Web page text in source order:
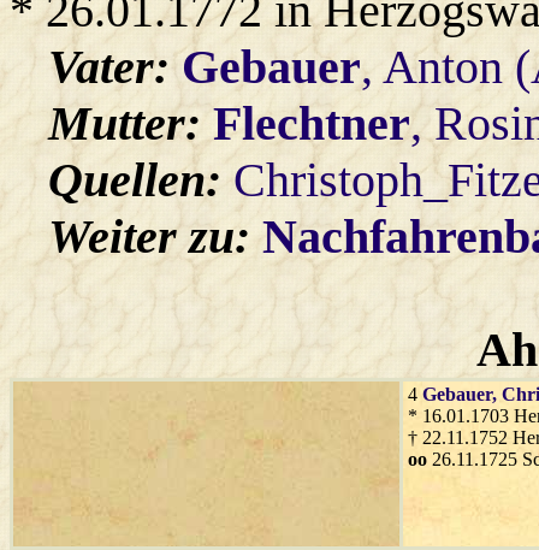
Vater:Gebauer, Anton
Mutter: Flechtner,
Quellen:
Weiter zu:
4 Gebauer,
* 16.01.1703
† 22.11.1752
oo 26.11.1725